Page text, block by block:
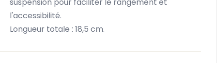
l'accessibilité.
Longueur totale : 18,5 cm.